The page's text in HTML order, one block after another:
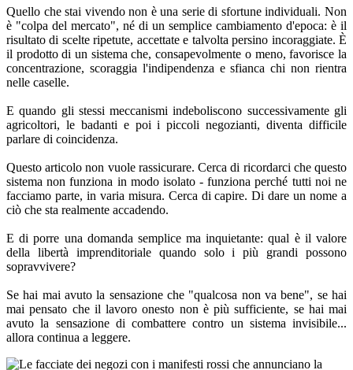
Quello che stai vivendo non è una serie di sfortune individuali. Non
è "colpa del mercato", né di un semplice cambiamento d'epoca: è il
risultato di scelte ripetute, accettate e talvolta persino incoraggiate. È
il prodotto di un sistema che, consapevolmente o meno, favorisce la
concentrazione, scoraggia l'indipendenza e sfianca chi non rientra
nelle caselle.
E quando gli stessi meccanismi indeboliscono successivamente gli
agricoltori, le badanti e poi i piccoli negozianti, diventa difficile
parlare di coincidenza.
Questo articolo non vuole rassicurare. Cerca di ricordarci che questo
sistema non funziona in modo isolato - funziona perché tutti noi ne
facciamo parte, in varia misura. Cerca di capire. Di dare un nome a
ciò che sta realmente accadendo.
E di porre una domanda semplice ma inquietante: qual è il valore
della libertà imprenditoriale quando solo i più grandi possono
sopravvivere?
Se hai mai avuto la sensazione che "qualcosa non va bene", se hai
mai pensato che il lavoro onesto non è più sufficiente, se hai mai
avuto la sensazione di combattere contro un sistema invisibile...
allora continua a leggere.